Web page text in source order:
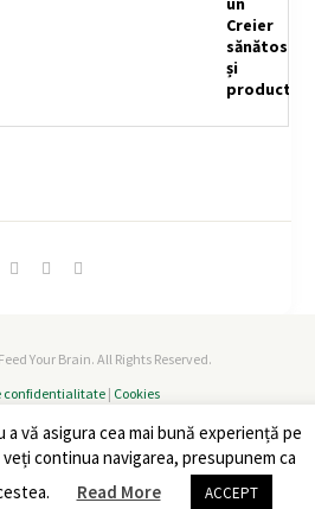
Your Brain. All Rights Reserved.
confidentialitate | Cookies
vă asigura cea mai bună experiență pe
continua navigarea, presupunem ca
Read More ACCEPT